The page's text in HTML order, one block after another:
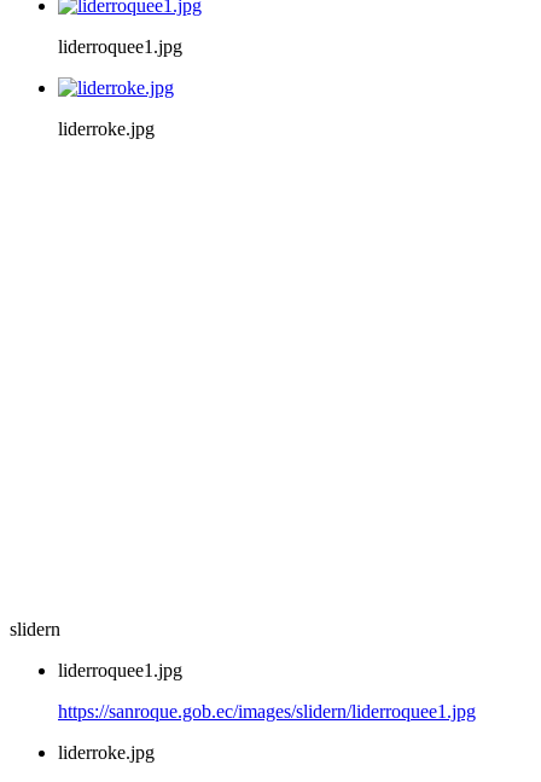
liderroquee1.jpg
liderroke.jpg
slidern
liderroquee1.jpg
https://sanroque.gob.ec/images/slidern/liderroquee1.jpg
liderroke.jpg